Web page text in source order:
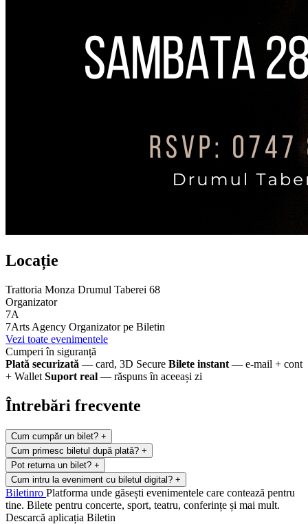
Locație
Trattoria Monza Drumul Taberei 68
Organizator
7A
7Arts Agency Organizator pe Biletin
Vezi toate evenimentele
Cumperi în siguranță
Plată securizată — card, 3D Secure Bilete instant — e-mail + cont
+ Wallet Suport real — răspuns în aceeași zi
Întrebări frecvente
Cum cumpăr un bilet? +
Cum primesc biletul după plată? +
Pot returna un bilet? +
Cum intru la eveniment cu biletul digital? +
Biletinro Platforma unde găsești evenimentele care contează pentru
tine. Bilete pentru concerte, sport, teatru, conferințe și mai mult.
Descarcă aplicația Biletin